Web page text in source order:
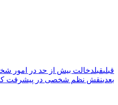
قبلیقبلدخالت بیش از حد در امور
بعدینقش نظم شخصی در پیشرفت